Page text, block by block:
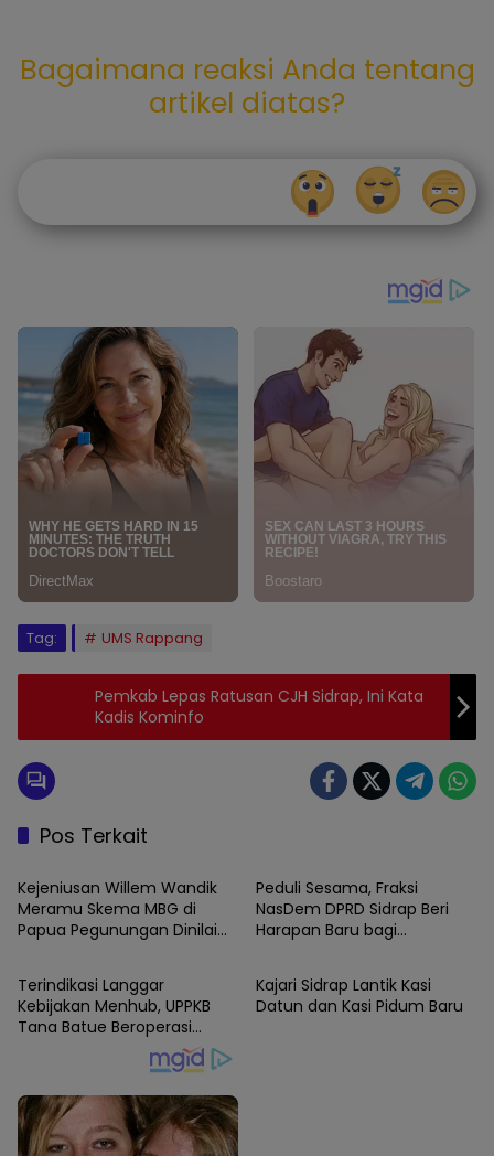
Bagaimana reaksi Anda tentang
artikel diatas?
Tag: UMS Rappang
Pemkab Lepas Ratusan CJH Sidrap, Ini Kata
Kadis Kominfo
Pos Terkait
News
Kejeniusan Willem Wandik
Meramu Skema MBG di
Papua Pegunungan Dinilai
Peduli Sesama, Fraksi
NasDem DPRD Sidrap Beri
Harapan Baru bagi
News
Terindikasi Langgar
Kebijakan Menhub, UPPKB
Tana Batue Beroperasi
Hingga Subuh Saat Posko
Angkutan Lebaran
News
Kajari Sidrap Lantik Kasi
Datun dan Kasi Pidum Baru